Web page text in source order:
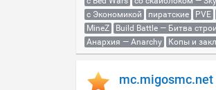
с Экономикой
пиратские PVE
MineZ
Build Battle — Битва
Анархия — Anarchy
Копы и